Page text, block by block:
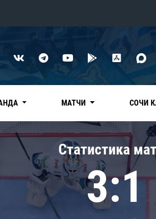
Нефтехимик
Дивизион Чернышева
Авангард
Адмирал
КХЛ
МАТЧИ СОЧИ
Статистика
3:1